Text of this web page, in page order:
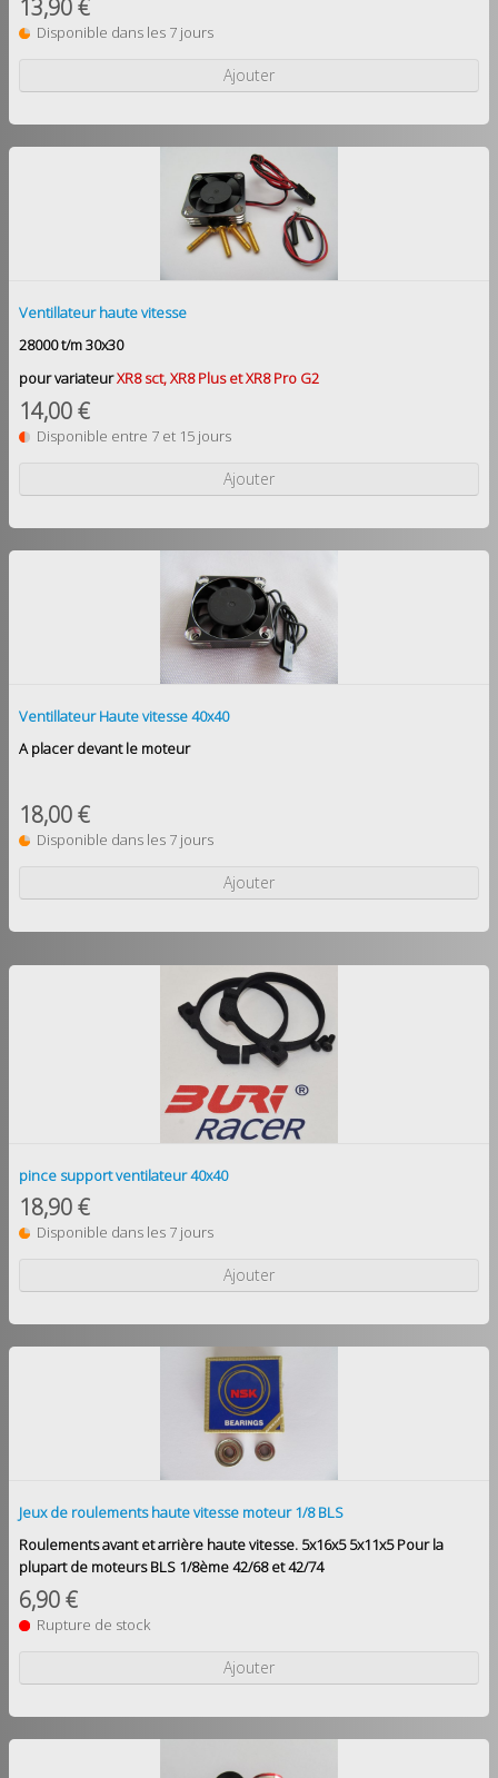
13,90 €
Disponible dans les 7 jours
Ajouter
Ventillateur haute vitesse
28000 t/m 30x30
pour variateurXR8 sct, XR8 Plus et XR8 Pro G2
14,00 €
Disponible entre 7 et 15 jours
Ajouter
Ventillateur Haute vitesse 40x40
A placer devant le moteur
18,00 €
Disponible dans les 7 jours
Ajouter
pince support ventilateur 40x40
18,90 €
Disponible dans les 7 jours
Ajouter
Jeux de roulements haute vitesse moteur 1/8 BLS
Roulements avant et arrière haute vitesse. 5x16x5 5x11x5 Pour la
plupart de moteurs BLS 1/8ème 42/68 et 42/74
6,90 €
Rupture de stock
Ajouter